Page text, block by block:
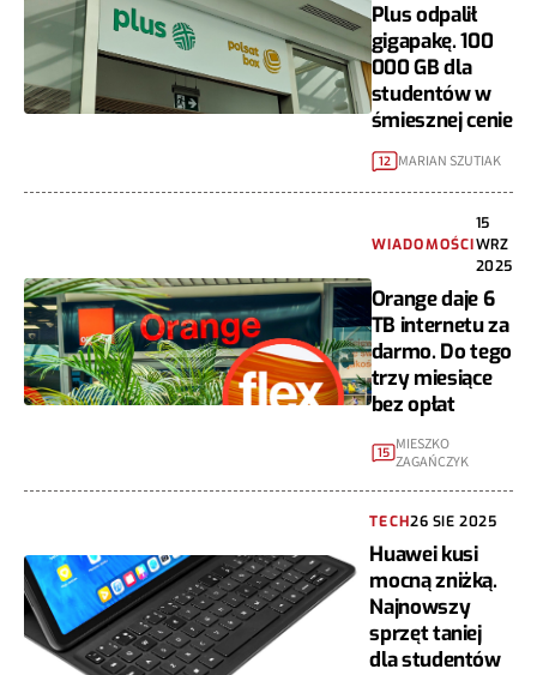
Plus odpalił
gigapakę. 100
000 GB dla
studentów w
śmiesznej cenie
12 MARIAN SZUTIAK
WIADOMOŚCI
15
WRZ
2025
Orange daje 6
TB internetu za
darmo. Do tego
trzy miesiące
bez opłat
15 MIESZKO
ZAGAŃCZYK
TECH26 SIE 2025
Huawei kusi
mocną zniżką.
Najnowszy
sprzęt taniej
dla studentów